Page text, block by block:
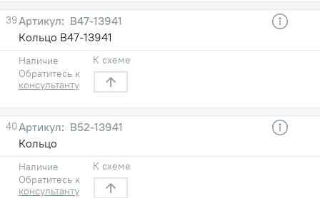
39
В47-13941
Кольцо В47-13941
Наличие
Обратитесь к
консультанту
К схеме
40
В52-13941
Кольцо
Наличие
Обратитесь к
консультанту
К схеме